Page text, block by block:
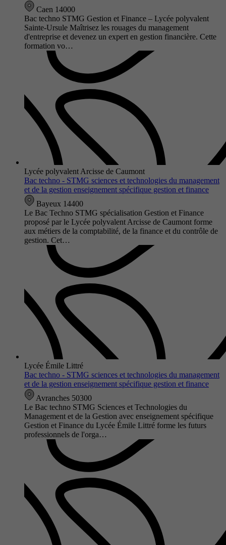
Caen 14000
Bac techno STMG Gestion et Finance – Lycée polyvalent
Sainte-Ursule Maîtrisez les rouages du management
d'entreprise et devenez un expert en gestion financière. Cette
formation vo…
Lycée polyvalent Arcisse de Caumont
Bac techno - STMG sciences et technologies du management
et de la gestion enseignement spécifique gestion et finance
Bayeux 14400
Le Bac Techno STMG spécialisation Gestion et Finance
proposé par le Lycée polyvalent Arcisse de Caumont forme
aux métiers de la comptabilité, de la finance et du contrôle de
gestion. Cet…
Lycée Émile Littré
Bac techno - STMG sciences et technologies du management
et de la gestion enseignement spécifique gestion et finance
Avranches 50300
Le Bac techno STMG Sciences et Technologies du
Management et de la Gestion avec enseignement spécifique
Gestion et Finance du Lycée Émile Littré forme les futurs
professionnels de l'orga…